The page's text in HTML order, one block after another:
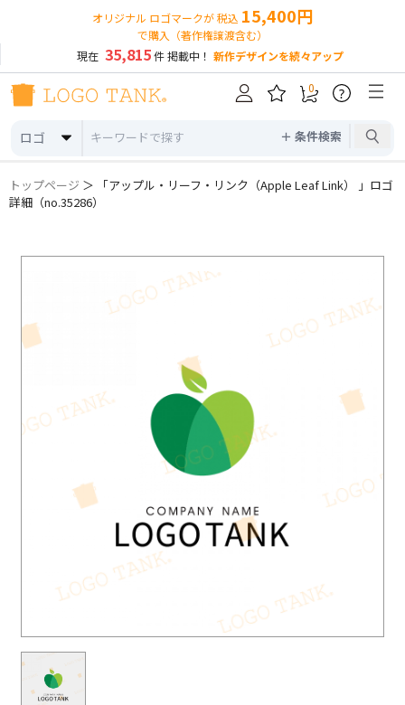
オリジナル ロゴマークが 税込 15,400円
で購入（著作権譲渡含む）
現在 35,815件 掲載中！ 新作デザインを続々アップ
ロゴ ＋ 条件検索
0 ?
トップページ ＞ 「アップル・リーフ・リンク（Apple Leaf Link） 」ロゴ
詳細（no.35286）